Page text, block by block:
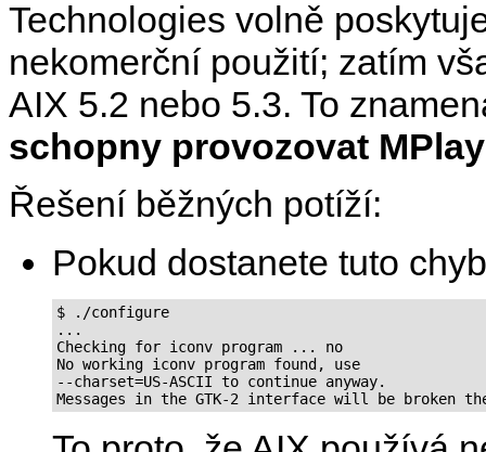
Technologies volně
nekomerční použití; zatím
AIX 5.2 nebo 5.3. To
schopny provozovat
Řešení běžných potíží:
Pokud dostanete tuto
$ ./configure
...
Checking for iconv program ... no
No working iconv program found, use
--charset=US-ASCII to continue anyway.
Messages in the GTK-2 interface will be broken